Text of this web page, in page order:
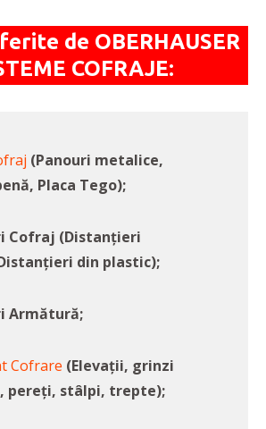
de OBERHAUSER
COFRAJE:
(Panouri metalice,
Placa Tego);
Cofraj (Distanțieri
din plastic);
Armătură;
Cofrare (Elevații, grinzi
pereți, stâlpi, trepte);